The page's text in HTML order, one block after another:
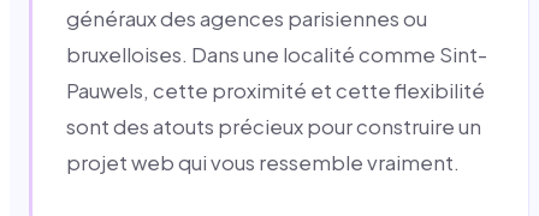
généraux des agences parisiennes ou
bruxelloises. Dans une localité comme Sint-
Pauwels, cette proximité et cette flexibilité
sont des atouts précieux pour construire un
projet web qui vous ressemble vraiment.